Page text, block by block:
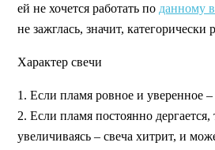
ей не хочется работать по данному
не зажглась, значит, категорически
Характер свечи
1. Если пламя ровное и уверенное –
2. Если пламя постоянно
увеличиваясь – свеча хитрит, и